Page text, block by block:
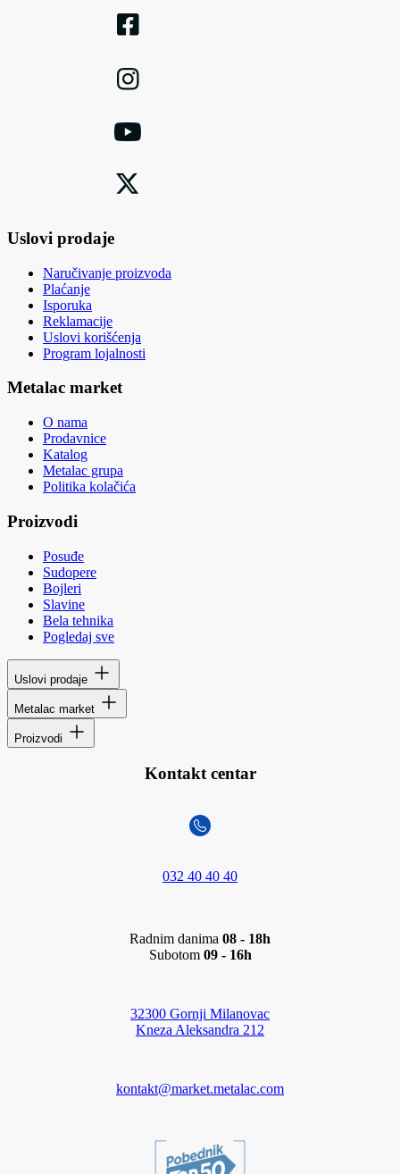
Uslovi prodaje
Naručivanje proizvoda
Plaćanje
Isporuka
Reklamacije
Uslovi korišćenja
Program lojalnosti
Metalac market
O nama
Prodavnice
Katalog
Metalac grupa
Politika kolačića
Proizvodi
Posuđe
Sudopere
Bojleri
Slavine
Bela tehnika
Pogledaj sve
Uslovi prodaje
Metalac market
Proizvodi
Kontakt centar
032 40 40 40
Radnim danima 08 - 18h
Subotom 09 - 16h
32300 Gornji Milanovac
Kneza Aleksandra 212
kontakt@market.metalac.com